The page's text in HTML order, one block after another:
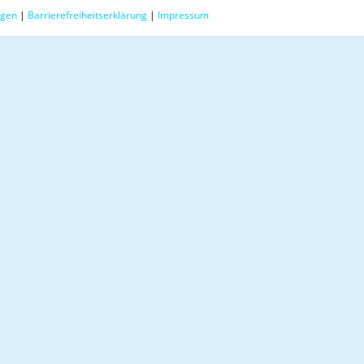
| Barrierefreiheitserklärung | Impressum